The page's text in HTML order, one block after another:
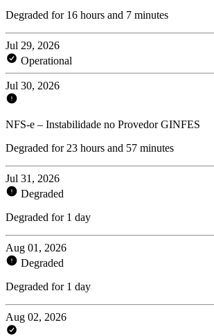
Degraded for 16 hours and 7 minutes
Jul 29, 2026
Operational
Jul 30, 2026
NFS-e – Instabilidade no Provedor GINFES
Degraded for 23 hours and 57 minutes
Jul 31, 2026
Degraded
Degraded for 1 day
Aug 01, 2026
Degraded
Degraded for 1 day
Aug 02, 2026